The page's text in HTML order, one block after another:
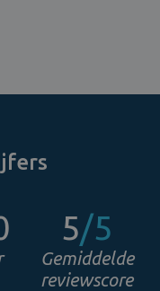
5/5
Gemiddelde
reviewscore